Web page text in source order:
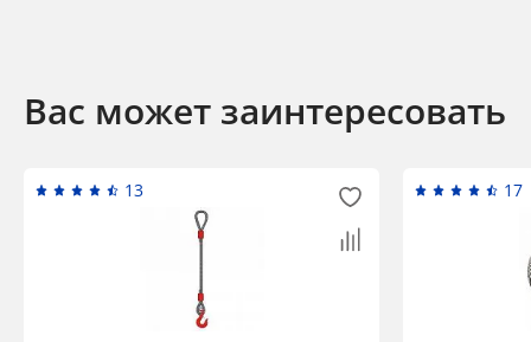
Вас может заинтересовать
13 17